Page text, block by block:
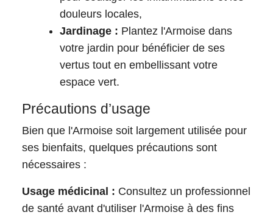
douleurs locales,
Jardinage : Plantez l'Armoise dans
votre jardin pour bénéficier de ses
vertus tout en embellissant votre
espace vert.
Précautions d’usage
Bien que l'Armoise soit largement utilisée pour
ses bienfaits, quelques précautions sont
nécessaires :
Usage médicinal : Consultez un professionnel
de santé avant d'utiliser l'Armoise à des fins